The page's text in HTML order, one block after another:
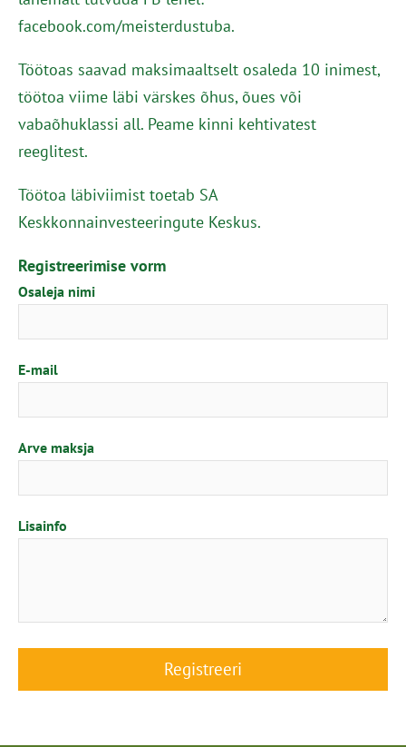
facebook.com/meisterdustuba.
Töötoas saavad maksimaaltselt osaleda 10 inimest,
töötoa viime läbi värskes õhus, õues või
vabaõhuklassi all. Peame kinni kehtivatest
reeglitest.
Töötoa läbiviimist toetab SA
Keskkonnainvesteeringute Keskus.
Registreerimise vorm
Osaleja nimi
E-mail
Arve maksja
Lisainfo